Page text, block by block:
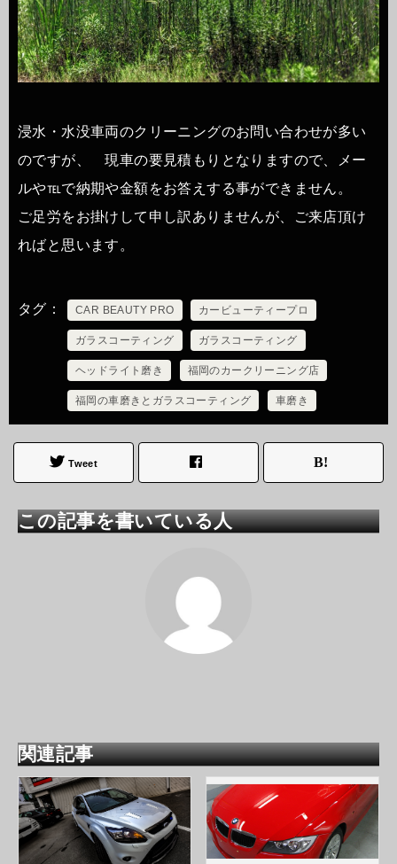
浸水・水没車両のクリーニングのお問い合わせが多い
のですが、 現車の要見積もりとなりますので、メー
ルや℡で納期や金額をお答えする事ができません。
ご足労をお掛けして申し訳ありませんが、ご来店頂け
ればと思います。
タグ CAR BEAUTY PRO カービューティープロ
ガラスコーティング ガラスコーティング
ヘッドライト磨き 福岡のカークリーニング店
福岡の車磨きとガラスコーティング 車磨き
Tweet
この記事を書いている人
関連記事